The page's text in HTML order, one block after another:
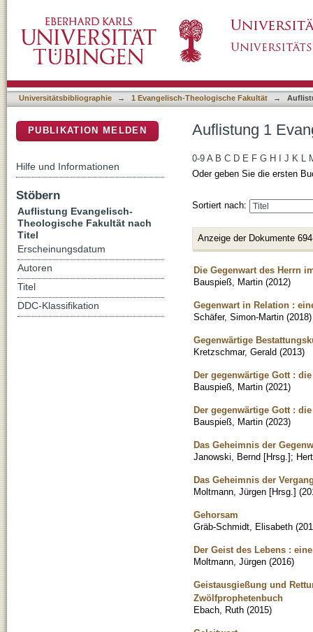
Universitätsbibliographie → 1 Evangelisch-Theologische Fakultät →
Auflistung 1
0-9 A B C D E F G H J K L
Oder geben Sie die ersten
Sortiert nach:
Anzeige der Dokumente
Die Gegenwart des Herrn
Bauspieß, Martin (2012)
Gegenwart in Relation :
Schäfer, Simon-Martin (2018)
Gegenwärtige
Kretzschmar, Gerald (2013)
Der gegenwärtige Gott :
Bauspieß, Martin (2021)
Der gegenwärtige Gott :
Bauspieß, Martin (2023)
Das Geheimnis der
Janowski, Bernd [Hrsg.];
Das Geheimnis der
Moltmann, Jürgen [Hrsg.] (
Gehorsam
Gräb-Schmidt, Elisabeth (
Der Geist des Lebens :
Moltmann, Jürgen (2016)
Geistausgießung und
Zwölfprophetenbuch
Ebach, Ruth (2015)
PUBLIKATION MELDEN
Hilfe und Informationen
Stöbern
Auflistung Evangelisch-
Theologische Fakultät nach
Titel
Erscheinungsdatum
Autoren
Titel
DDC-Klassifikation